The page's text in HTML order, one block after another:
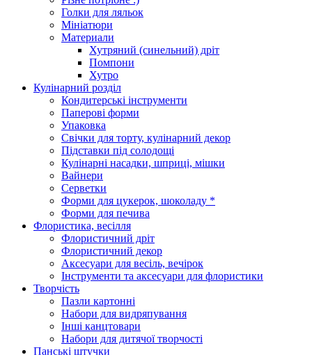
Голки для ляльок
Мініатюри
Материали
Хутряний (синельний) дріт
Помпони
Хутро
Кулінарний розділ
Кондитерські інструменти
Паперові форми
Упаковка
Свічки для торту, кулінарний декор
Підставки під солодощі
Кулінарні насадки, шприці, мішки
Вайнери
Серветки
Форми для цукерок, шоколаду *
Форми для печива
Флористика, весілля
Флористичний дріт
Флористичний декор
Аксесуари для весіль, вечірок
Інструменти та аксесуари для флористики
Творчість
Пазли картонні
Набори для видряпування
Інші канцтовари
Набори для дитячої творчості
Панські штучки